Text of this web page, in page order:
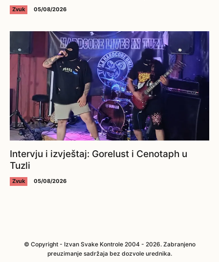
Zvuk 05/08/2026
Intervju i izvještaj: Gorelust i Cenotaph u
Tuzli
Zvuk 05/08/2026
© Copyright - Izvan Svake Kontrole 2004 - 2026. Zabranjeno
preuzimanje sadržaja bez dozvole urednika.